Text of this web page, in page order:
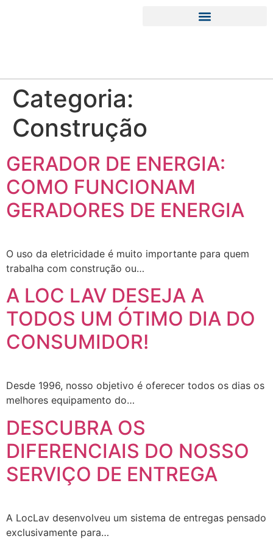
Categoria:
Construção
GERADOR DE ENERGIA:
COMO FUNCIONAM
GERADORES DE ENERGIA
O uso da eletricidade é muito importante para quem
trabalha com construção ou…
A LOC LAV DESEJA A
TODOS UM ÓTIMO DIA DO
CONSUMIDOR!
Desde 1996, nosso objetivo é oferecer todos os dias os
melhores equipamento do…
DESCUBRA OS
DIFERENCIAIS DO NOSSO
SERVIÇO DE ENTREGA
A LocLav desenvolveu um sistema de entregas pensado
exclusivamente para…